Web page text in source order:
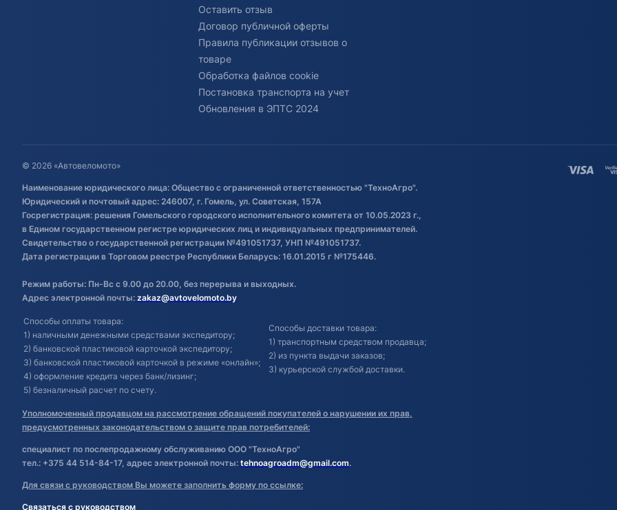
Оставить отзыв
Договор публичной оферты
Правила публикации отзывов о
товаре
Обработка файлов cookie
Постановка транспорта на учет
Обновления в ЭПТС 2024
© 2026 «Автовеломото»
Наименование юридического лица: Общество с ограниченной ответственностью "ТехноАгро".
Юридический и почтовый адрес: 246007, г. Гомель, ул. Советская, 157А
Госрегистрация: решения Гомельского городского исполнительного комитета от 10.05.2023 г.,
в Едином государственном регистре юридических лиц и индивидуальных предпринимателей.
Свидетельство о государственной регистрации №491051737, УНП №491051737.
Дата регистрации в Торговом реестре Республики Беларусь: 16.01.2015 г №175446.
Режим работы: Пн-Вс с 9.00 до 20.00, без перерыва и выходных.
Адрес электронной почты: zakaz@avtovelomoto.by
Способы оплаты товара:
1) наличными денежными средствами экспедитору;
2) банковской пластиковой карточкой экспедитору;
3) банковской пластиковой карточкой в режиме «онлайн»;
4) оформление кредита через банк/лизинг;
5) безналичный расчет по счету.
Способы доставки товара:
1) транспортным средством продавца;
2) из пункта выдачи заказов;
3) курьерской службой доставки.
Уполномоченный продавцом на рассмотрение обращений покупателей о нарушении их прав,
предусмотренных законодательством о защите прав потребителей:
специалист по послепродажному обслуживанию ООО "ТехноАгро"
тел.: +375 44 514-84-17, адрес электронной почты: tehnoagroadm@gmail.com.
Для связи с руководством Вы можете заполнить форму по ссылке:
Связаться с руководством